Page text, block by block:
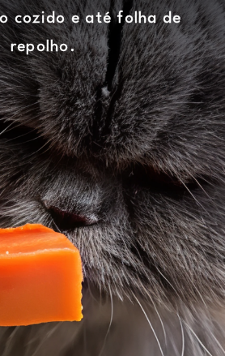
cozido e até folha de
repolho.